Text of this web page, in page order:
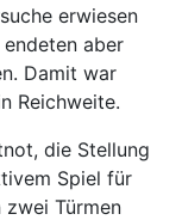
erwiesen
aber
Damit war
Reichweite.
die Stellung
Spiel für
zwei Türmen